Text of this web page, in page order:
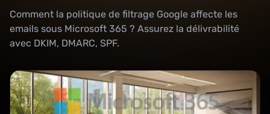
Comment la politique de filtrage Google affecte les
emails sous Microsoft 365 ? Assurez la délivrabilité
avec DKIM, DMARC, SPF.